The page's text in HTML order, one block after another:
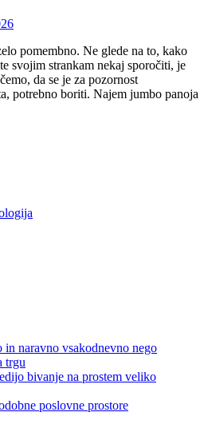
pomembno. Ne glede na to, kako
svojim strankam nekaj sporočiti, je
da se je za pozornost
potrebno boriti. Najem jumbo panoja
in naravno vsakodnevno nego
trgu
bivanje na prostem veliko
poslovne prostore